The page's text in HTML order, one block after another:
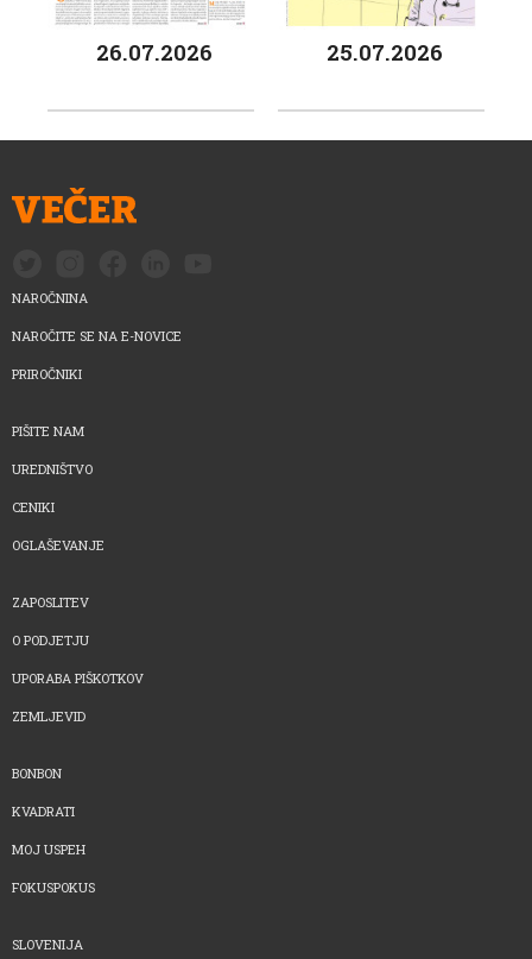
26.07.2026 25.07.2026
NAROČNINA
NAROČITE SE NA E-NOVICE
PRIROČNIKI
PIŠITE NAM
UREDNIŠTVO
CENIKI
OGLAŠEVANJE
ZAPOSLITEV
O PODJETJU
UPORABA PIŠKOTKOV
ZEMLJEVID
BONBON
KVADRATI
MOJ USPEH
FOKUSPOKUS
SLOVENIJA